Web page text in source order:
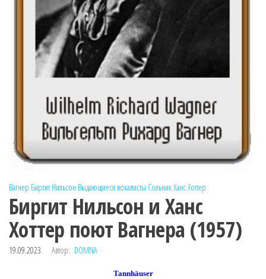
Вагнер Биргит Нильсон Выдающиеся вокалисты СольникХанс Хоттер
Биргит Нильсон и Ханс
Хоттер поют Вагнера (1957)
19.09.2023 Автор: DOMNA
Tannhäuser